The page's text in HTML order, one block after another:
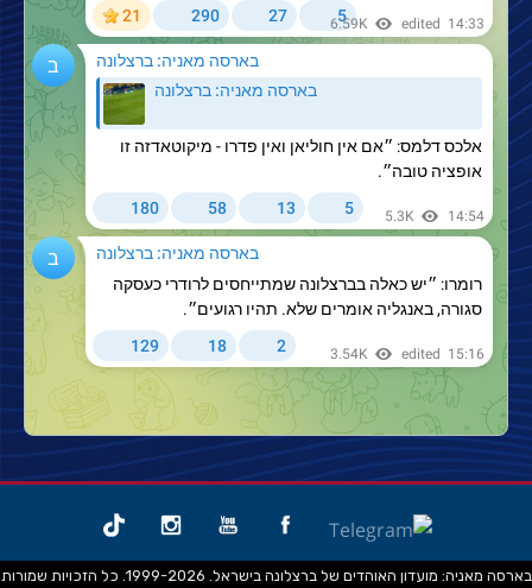
בארסה מאניה: מועדון האוהדים של ברצלונה בישראל. 1999-2026. כל הזכויות שמורות